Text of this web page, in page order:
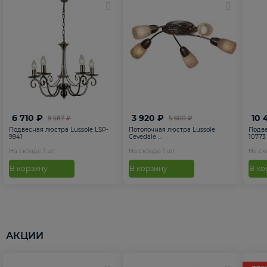
9 587 ₽
6 710 ₽
Подвесная люстра Lussole LSP-
9941
На складе 1 шт
В корзину
5 600 ₽
3 920 ₽
Потолочная люстра Lussole
Cevedale ...
На складе 1 шт
В корзину
10
10773
На
В
АКЦИИ